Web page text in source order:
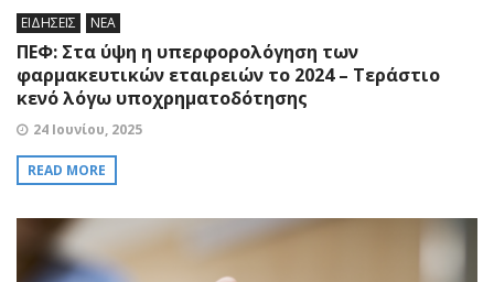
ΕΙΔΗΣΕΙΣ ΝΕΑ
ΠΕΦ: Στα ύψη η υπερφορολόγηση των
φαρμακευτικών εταιρειών το 2024 – Τεράστιο
κενό λόγω υποχρηματοδότησης
24 Ιουνίου, 2025
READ MORE